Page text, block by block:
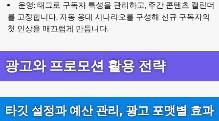
운영: 태그로 구독자 특성을 관리하고, 주간 콘텐츠 캘린더
를 고정합니다. 자동 응대 시나리오를 구성해 신규 구독자의
첫 인상을 매끄럽게 만듭니다.
광고와 프로모션 활용 전략
타깃 설정과 예산 관리, 광고 포맷별 효과